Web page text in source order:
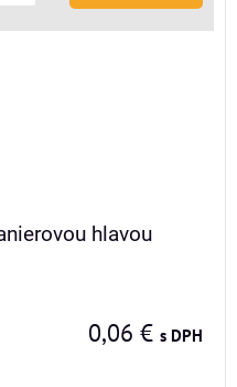
hlavou
0,06 € s DPH